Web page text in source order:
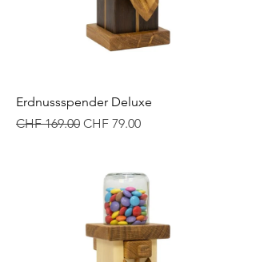
Erdnussspender Deluxe
Standardpreis
CHF 169.00 Sale-Preis
CHF 79.00